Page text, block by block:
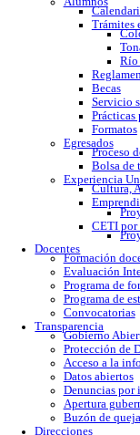
Río
Estudiantes
Alumnos